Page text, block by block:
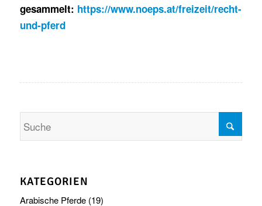
gesammelt: https://www.noeps.at/freizeit/recht-
und-pferd
KATEGORIEN
Arabische Pferde(19)